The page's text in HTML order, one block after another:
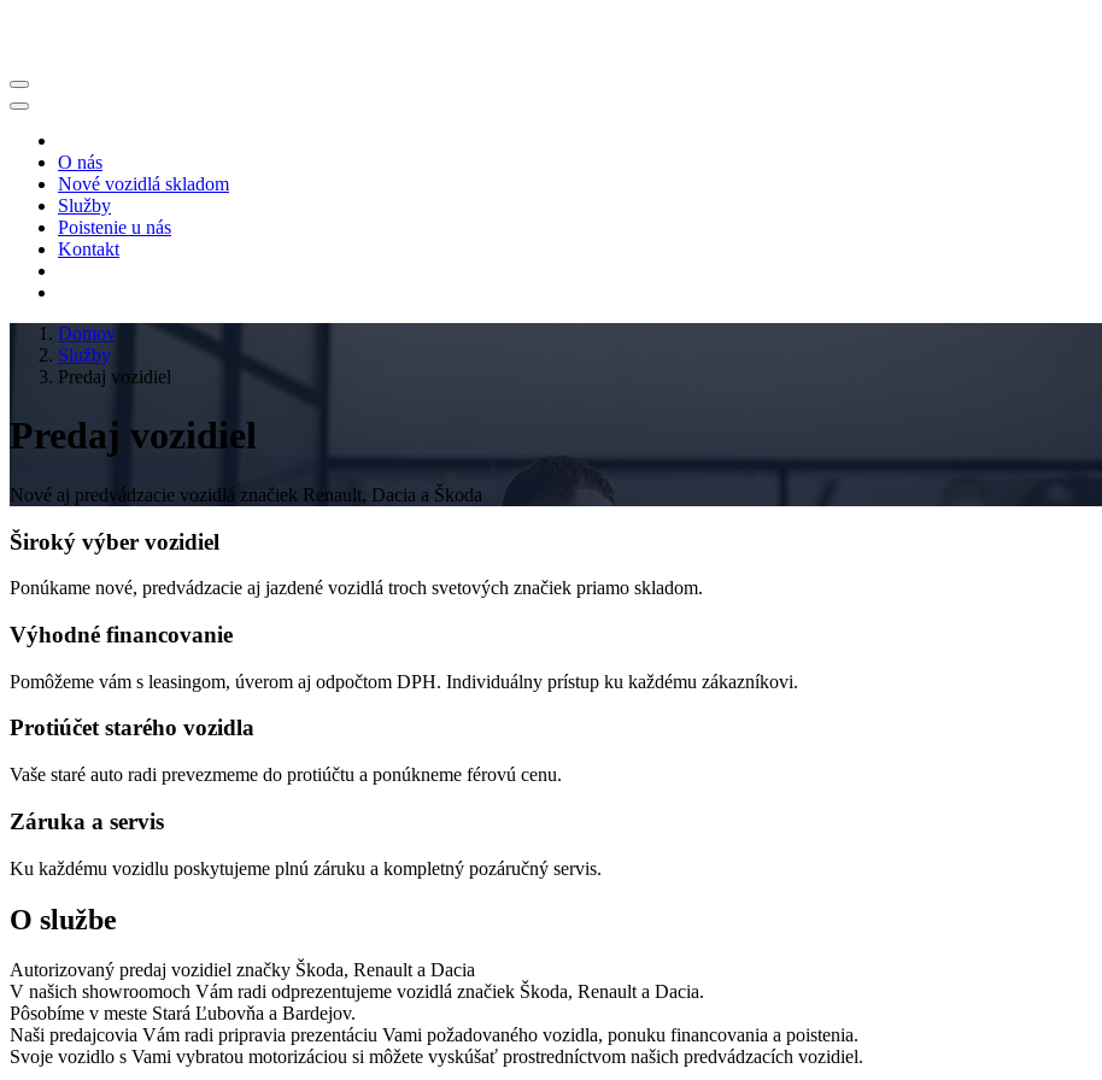
O nás
Nové vozidlá skladom
Služby
Poistenie u nás
Kontakt
Domov
Služby
Predaj vozidiel
Predaj vozidiel
Nové aj predvádzacie vozidlá značiek Renault, Dacia a Škoda
Široký výber vozidiel
Ponúkame nové, predvádzacie aj jazdené vozidlá troch svetových značiek priamo skladom.
Výhodné financovanie
Pomôžeme vám s leasingom, úverom aj odpočtom DPH. Individuálny prístup ku každému zákazníkovi.
Protiúčet starého vozidla
Vaše staré auto radi prevezmeme do protiúčtu a ponúkneme férovú cenu.
Záruka a servis
Ku každému vozidlu poskytujeme plnú záruku a kompletný pozáručný servis.
O službe
Autorizovaný predaj vozidiel značky Škoda, Renault a Dacia
V našich showroomoch Vám radi odprezentujeme vozidlá značiek Škoda, Renault a Dacia.
Pôsobíme v meste Stará Ľubovňa a Bardejov.
Naši predajcovia Vám radi pripravia prezentáciu Vami požadovaného vozidla, ponuku financovania a poistenia.
Svoje vozidlo s Vami vybratou motorizáciou si môžete vyskúšať prostredníctvom našich predvádzacích vozidiel.